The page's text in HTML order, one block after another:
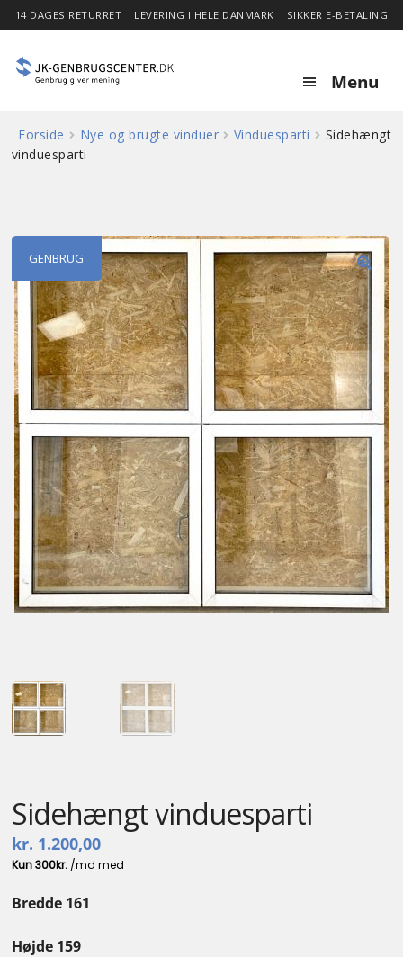
14 DAGES RETURRET LEVERING I HELE DANMARK SIKKER E-BETALING
Menu
Forside
menu
Stor besparelse
Nyheder
Om
Kontakt
Forside Nye og brugte vinduer Vinduesparti
Sidehængt
vinduesparti
🔍
GENBRUG
Sidehængt vinduesparti
kr. 1.200,00
Bredde 161
Højde 159